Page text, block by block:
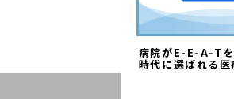
病院がE-E-A-T
時代に選ばれる